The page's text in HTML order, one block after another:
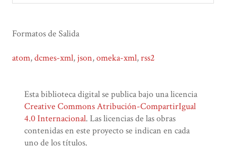
Formatos de Salida
atom,dcmes-xml, json,omeka-xml,rss2
Esta biblioteca digital se publica bajo una licencia
Creative Commons Atribución-CompartirIgual
4.0 Internacional. Las licencias de las obras
contenidas en este proyecto se indican en cada
uno de los títulos.